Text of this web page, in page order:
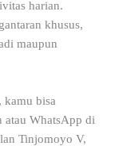
harian.
khusus,
maupun
kamu bisa
atau WhatsApp di
Tinjomoyo V,